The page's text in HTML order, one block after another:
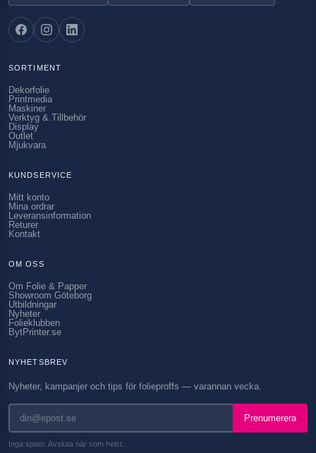
SORTIMENT
Dekorfolie
Printmedia
Maskiner
Verktyg & Tillbehör
Display
Outlet
Mjukvara
KUNDSERVICE
Mitt konto
Mina ordrar
Leveransinformation
Returer
Kontakt
OM OSS
Om Folie & Papper
Showroom Göteborg
Utbildningar
Nyheter
Folieklubben
BytPrinter.se
NYHETSBREV
Nyheter, kampanjer och tips för folieproffs — varannan vecka.
Prenumerera
Inga spam. Avsluta när som helst.